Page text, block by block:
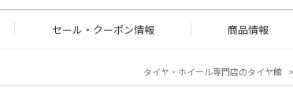
セール・クーポン情報 商品情報
タイヤ・ホイール専門店のタイヤ館